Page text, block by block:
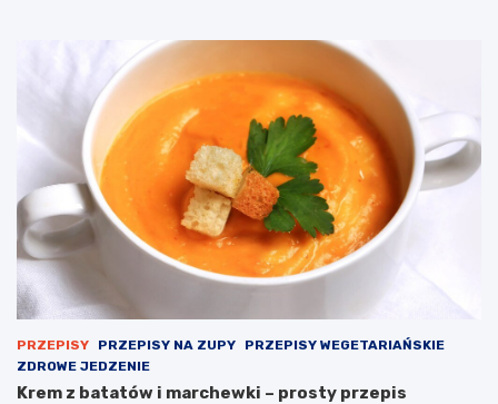
PRZEPISY PRZEPISY NA ZUPY
PRZEPISY WEGETARIAŃSKIE
ZDROWE JEDZENIE
Krem z batatów i marchewki – prosty przepis